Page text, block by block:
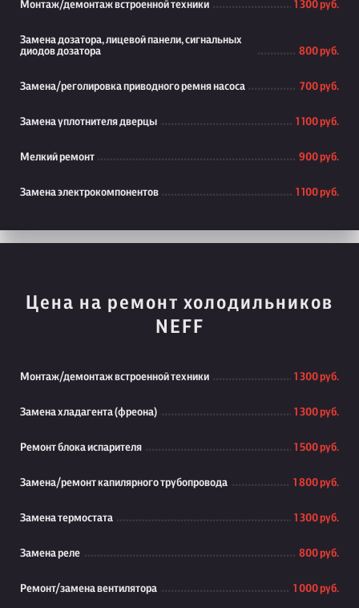
Монтаж/демонтаж встроенной техники 1 300 руб.
Замена дозатора, лицевой панели, сигнальных
диодов дозатора
800 руб.
Замена/реголировка приводного ремня насоса 700 руб.
Замена уплотнителя дверцы 1 100 руб.
Мелкий ремонт 900 руб.
Замена электрокомпонентов 1 100 руб.
Цена на ремонт холодильников
NEFF
Монтаж/демонтаж встроенной техники 1 300 руб.
Замена хладагента (фреона) 1 300 руб.
Ремонт блока испарителя 1 500 руб.
Замена/ремонт капилярного трубопровода 1 800 руб.
Замена термостата 1 300 руб.
Замена реле 800 руб.
Ремонт/замена вентилятора 1 000 руб.